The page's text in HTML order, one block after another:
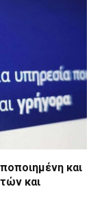
και
και